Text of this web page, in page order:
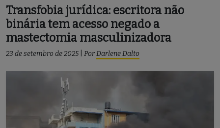
Transfobia jurídica: escritora não
binária tem acesso negado a
mastectomia masculinizadora
23 de setembro de 2025 PorDarlene Dalto